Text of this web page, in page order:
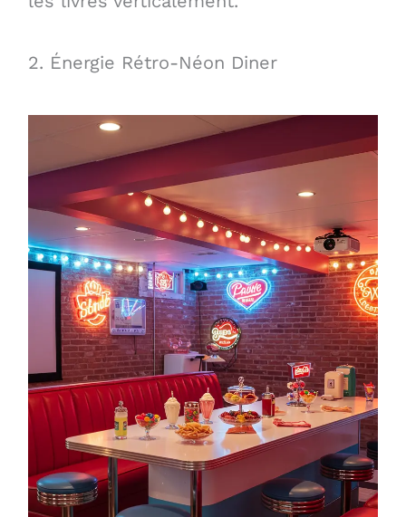
2. Énergie Rétro-Néon Diner